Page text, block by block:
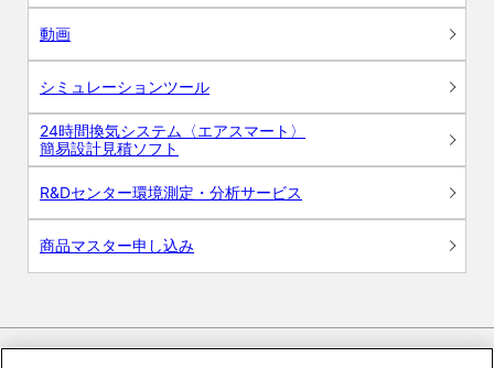
動画
シミュレーションツール
24時間換気システム〈エアスマート〉
簡易設計見積ソフト
R&Dセンター環境測定・分析サービス
商品マスター申し込み